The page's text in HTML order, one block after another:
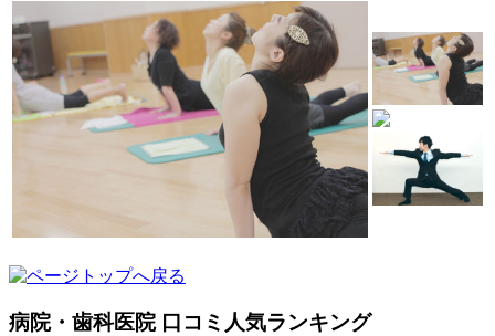
病院・歯科医院 口コミ人気ランキング